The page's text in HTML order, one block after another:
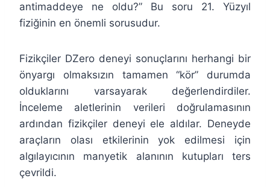
antimaddeye ne oldu?” Bu soru 21. Yüzyıl
fiziğinin en önemli sorusudur.
Fizikçiler DZero deneyi sonuçlarını herhangi bir
önyargı olmaksızın tamamen “kör” durumda
olduklarını varsayarak değerlendirdiler.
İnceleme aletlerinin verileri doğrulamasının
ardından fizikçiler deneyi ele aldılar. Deneyde
araçların olası etkilerinin yok edilmesi için
algılayıcının manyetik alanının kutupları ters
çevrildi.